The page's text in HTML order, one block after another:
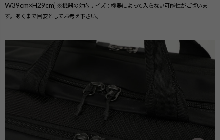
W39cm×H29cm) ※機器の対応サイズ：機器によって入らない可能性がございま
す。あくまで目安としてお考え下さい。